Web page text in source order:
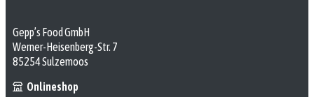
Gepp’s Food GmbH
Werner-Heisenberg-Str. 7
85254 Sulzemoos
Onlineshop